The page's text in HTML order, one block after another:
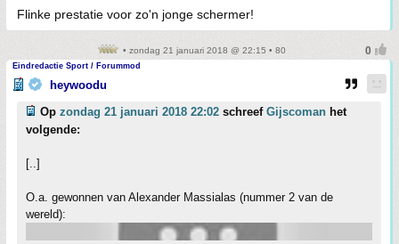
Flinke prestatie voor zo'n jonge schermer!
• zondag 21 januari 2018 @ 22:15 • 80
Eindredactie Sport / Forummod
heywoodu
Op zondag 21 januari 2018 22:02 schreef Gijscoman het
volgende:
[..]
O.a. gewonnen van Alexander Massialas (nummer 2 van de
wereld):